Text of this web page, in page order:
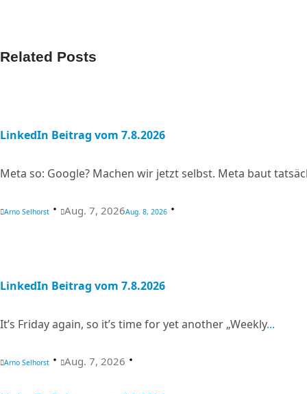
Related Posts
LinkedIn Beitrag vom 7.8.2026
Meta so: Google? Machen wir jetzt selbst. Meta baut
Arno Selhorst Aug. 7, 2026Aug. 8, 2026
LinkedIn Beitrag vom 7.8.2026
It’s Friday again, so it’s time for yet another „Weekly...
Arno Selhorst Aug. 7, 2026